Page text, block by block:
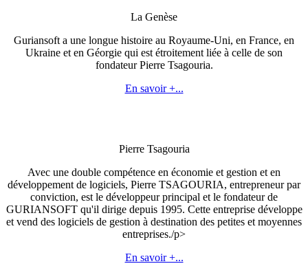
La Genèse
Guriansoft a une longue histoire au Royaume-Uni, en France, en
Ukraine et en Géorgie qui est étroitement liée à celle de son
fondateur Pierre Tsagouria.
En savoir +...
Pierre Tsagouria
Avec une double compétence en économie et gestion et en
développement de logiciels, Pierre TSAGOURIA, entrepreneur par
conviction, est le développeur principal et le fondateur de
GURIANSOFT qu'il dirige depuis 1995. Cette entreprise développe
et vend des logiciels de gestion à destination des petites et moyennes
entreprises./p>
En savoir +...